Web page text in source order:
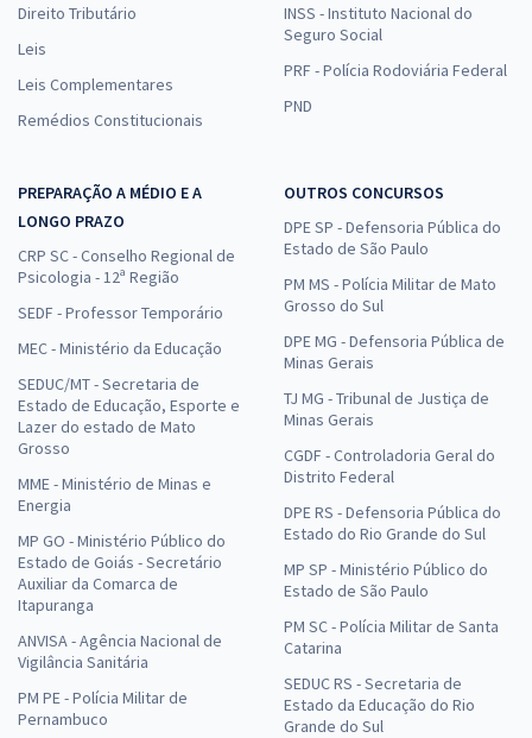
Direito Tributário
Leis
Leis Complementares
Remédios Constitucionais
INSS - Instituto Nacional do
Seguro Social
PRF - Polícia Rodoviária Federal
PND
PREPARAÇÃO A MÉDIO E A
LONGO PRAZO
CRP SC - Conselho Regional de
Psicologia - 12ª Região
SEDF - Professor Temporário
MEC - Ministério da Educação
SEDUC/MT - Secretaria de
Estado de Educação, Esporte e
Lazer do estado de Mato
Grosso
MME - Ministério de Minas e
Energia
MP GO - Ministério Público do
Estado de Goiás - Secretário
Auxiliar da Comarca de
Itapuranga
ANVISA - Agência Nacional de
Vigilância Sanitária
PM PE - Polícia Militar de
Pernambuco
OUTROS CONCURSOS
DPE SP - Defensoria Pública do
Estado de São Paulo
PM MS - Polícia Militar de Mato
Grosso do Sul
DPE MG - Defensoria Pública de
Minas Gerais
TJ MG - Tribunal de Justiça de
Minas Gerais
CGDF - Controladoria Geral do
Distrito Federal
DPE RS - Defensoria Pública do
Estado do Rio Grande do Sul
MP SP - Ministério Público do
Estado de São Paulo
PM SC - Polícia Militar de Santa
Catarina
SEDUC RS - Secretaria de
Estado da Educação do Rio
Grande do Sul